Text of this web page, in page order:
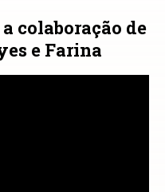
colaboração de
e Farina